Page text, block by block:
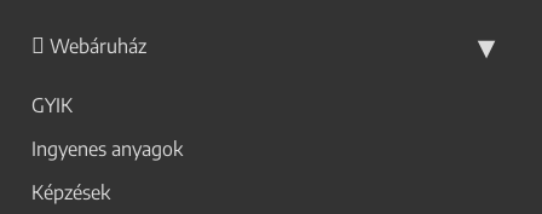
Webáruház
GYIK
Ingyenes anyagok
Képzések